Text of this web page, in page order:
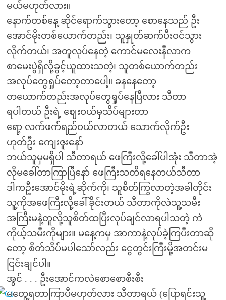
မယ်မဟုတ်လား။
နောက်တစ်နေ့ ဆိုင်ရောက်သွားတော့ စောနေသည် ဦး
အောင်မိုးတစ်ယောက်တည်း၊ သူနှုတ်ဆက်ပီးဝင်သွား
လိုက်တယ်၊ အတူလုပ်နေတဲ့ ကောင်မလေးနီလာက
စာမေးပွဲရှိလို့ခွင့်ယူထားသတဲ့၊ သူတစ်ယောက်တည်း
အလုပ်တွေရှုပ်တော့တာပေါ့။ ခနနေတော့
တယောက်တည်းအလုပ်တွေရှုပ်နေပြီလား သီတာ
ရပါတယ် ဦးရဲ့ ဈေးဝယ်မှသိပ်များတာ
ရော့ လက်ဖက်ရည်ဝယ်လာတယ် သောက်လိုက်ဦး
ဟုတ်ဦး ကျေးဇူးနော်
ဘယ်သူမှမရှိပါ သီတာရယ် ဖေကြီးလို့ခေါ်ပါအုံး သီတာအဲ့
လိုမခေါ်တာကြာပြီနော် ဖေကြီးသတိရနေတယ်သီတာ
ဒါကဦးအောင်မိုးရဲ့ဆိုက်ကို၊ သူစိတ်ကြွလာတဲ့အခါတိုင်း
သူ့ကိုအဖေကြီးလို့ခေါ်ခိုင်းတယ် သီတာကိုလဲသူ့သမီး
အကြီးမနဲ့တူလို့သူစိတ်ထပြီးလုပ်ချင်လာရပါသတဲ့ ကဲ
ကိုယ့်သမီးကိုများ။ မနေ့ကမှ အာကာနဲ့လုပ်ခဲ့ကြပီးတာဆို
တော့ စိတ်သိပ်မပါသော်လည်း ငွေတွင်းကြီးမို့အတင်းမ
ငြင်းချင်ပါ။
အွင် . . . ဦးအောင်ကလဲစောစောစီးစီး
မတွေ့ရတာကြာပီမဟုတ်လား သီတာရယ် (ပြောရင်းသူ့